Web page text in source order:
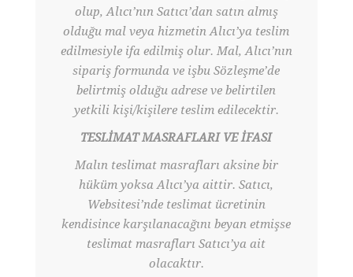
olup, Alıcı’nın Satıcı’dan satın almış
olduğu mal veya hizmetin Alıcı’ya teslim
edilmesiyle ifa edilmiş olur. Mal, Alıcı’nın
sipariş formunda ve işbu Sözleşme’de
belirtmiş olduğu adrese ve belirtilen
yetkili kişi/kişilere teslim edilecektir.
TESLİMAT MASRAFLARI VE İFASI
Malın teslimat masrafları aksine bir
hüküm yoksa Alıcı’ya aittir. Satıcı,
Websitesi’nde teslimat ücretinin
kendisince karşılanacağını beyan etmişse
teslimat masrafları Satıcı’ya ait
olacaktır.